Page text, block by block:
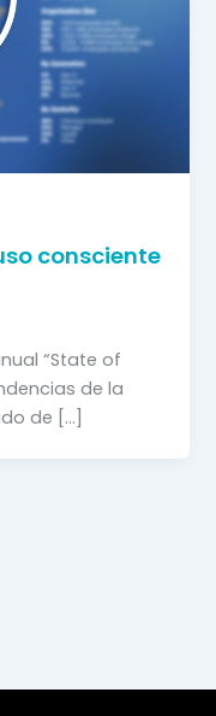
consciente
“State of
de la
de […]